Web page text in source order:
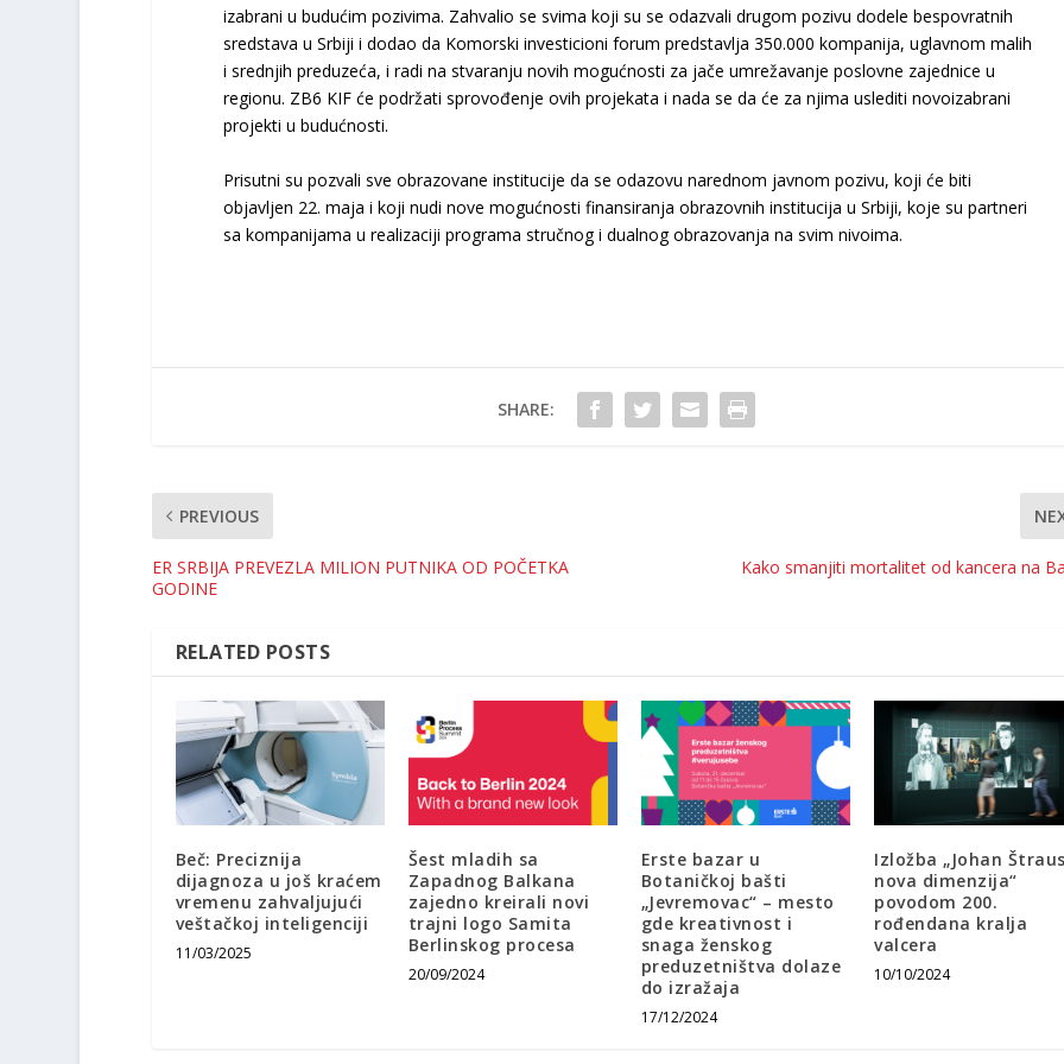
izabrani u budućim pozivima. Zahvalio se svima koji su se odazvali drugom pozivu dodele bespovratnih
sredstava u Srbiji i dodao da Komorski investicioni forum predstavlja 350.000 kompanija, uglavnom malih
i srednjih preduzeća, i radi na stvaranju novih mogućnosti za jače umrežavanje poslovne zajednice u
regionu. ZB6 KIF će podržati sprovođenje ovih projekata i nada se da će za njima uslediti novoizabrani
projekti u budućnosti.
Prisutni su pozvali sve obrazovane institucije da se odazovu narednom javnom pozivu, koji će biti
objavljen 22. maja i koji nudi nove mogućnosti finansiranja obrazovnih institucija u Srbiji, koje su partneri
sa kompanijama u realizaciji programa stručnog i dualnog obrazovanja na svim nivoima.
SHARE:
PREVIOUS
ER SRBIJA PREVEZLA MILION PUTNIKA OD POČETKA
GODINE
Kako smanjiti mortalitet od kancera na
RELATED POSTS
Beč: Preciznija
dijagnoza u još kraćem
vremenu zahvaljujući
veštačkoj inteligenciji
11/03/2025
Šest mladih sa
Zapadnog Balkana
zajedno kreirali novi
trajni logo Samita
Berlinskog procesa
20/09/2024
Erste bazar u
Botaničkoj bašti
„Jevremovac“ – mesto
gde kreativnost i
snaga ženskog
preduzetništva dolaze
do izražaja
17/12/2024
Izložba „Johan
nova dimenzija“
povodom 200.
rođendana kralja
valcera
10/10/2024